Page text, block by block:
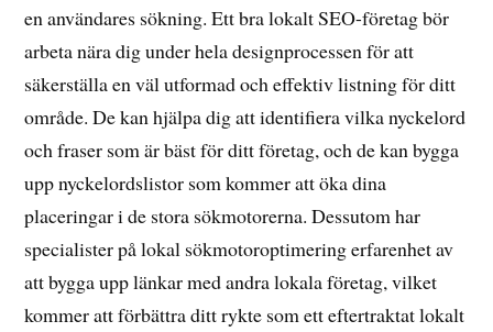
en användares sökning. Ett bra lokalt SEO-företag bör
arbeta nära dig under hela designprocessen för att
säkerställa en väl utformad och effektiv listning för ditt
område. De kan hjälpa dig att identifiera vilka nyckelord
och fraser som är bäst för ditt företag, och de kan bygga
upp nyckelordslistor som kommer att öka dina
placeringar i de stora sökmotorerna. Dessutom har
specialister på lokal sökmotoroptimering erfarenhet av
att bygga upp länkar med andra lokala företag, vilket
kommer att förbättra ditt rykte som ett eftertraktat lokalt